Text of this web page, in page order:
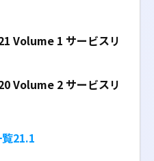
Volume 1 サービスリ
Volume 2 サービスリ
21.1